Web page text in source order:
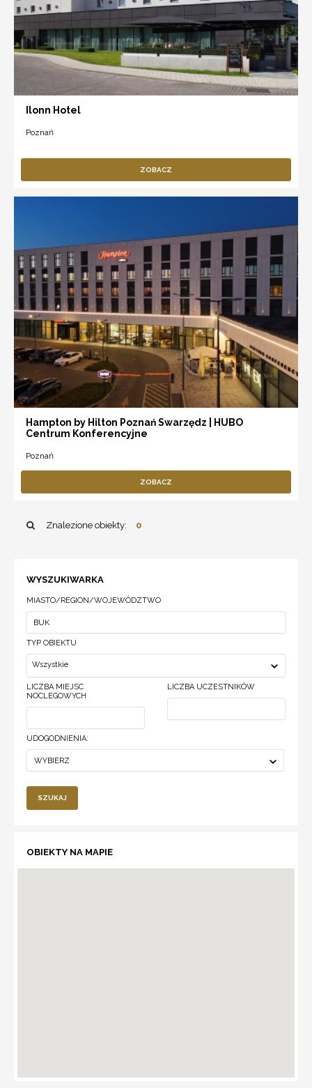
Ilonn Hotel
Poznań
ZOBACZ
Hampton by Hilton Poznań Swarzędz | HUBO
Centrum Konferencyjne
Poznań
ZOBACZ
Znalezione obiekty: 0
WYSZUKIWARKA
MIASTO/REGION/WOJEWÓDZTWO
TYP OBIEKTU
Wszystkie
LICZBA MIEJSC
NOCLEGOWYCH
LICZBA UCZESTNIKÓW
UDOGODNIENIA:
WYBIERZ
SZUKAJ
OBIEKTY NA MAPIE